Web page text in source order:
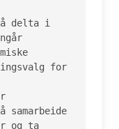
delta i
for
samarbeide
og ta